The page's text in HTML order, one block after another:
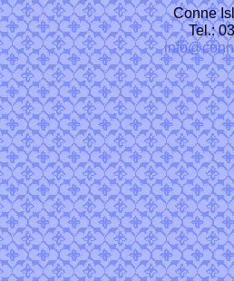
Conne
Tel.: